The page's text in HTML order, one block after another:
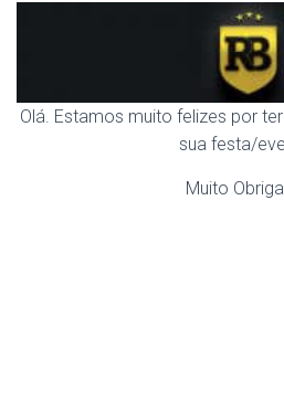
Olá. Estamos muito felizes por
sua festa/
Muito